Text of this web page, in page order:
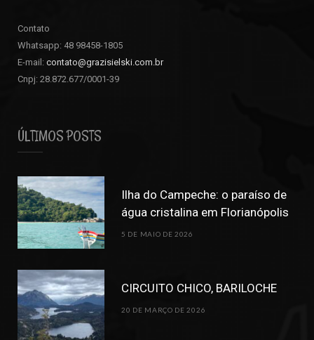
Contato
Whatsapp: 48 98458-1805
E-mail: contato@grazisielski.com.br
Cnpj: 28.872.677/0001-39
ÚLTIMOS POSTS
Ilha do Campeche: o paraíso de
água cristalina em Florianópolis
5 DE MAIO DE 2026
CIRCUITO CHICO, BARILOCHE
20 DE MARÇO DE 2026